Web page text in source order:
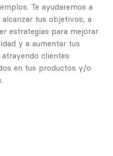
Te ayudaremos a
tus objetivos, a
estrategias para mejorar
y a aumentar tus
atrayendo clientes
en tus productos y/o